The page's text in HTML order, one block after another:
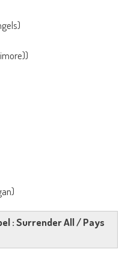
: Surrender All / Pays